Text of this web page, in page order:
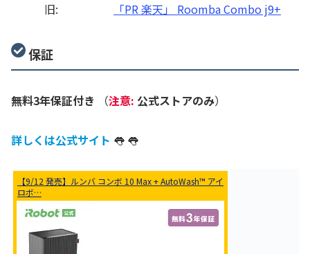
旧: 「PR 楽天」 Roomba Combo j9+
保証
無料3年保証付き （注意: 公式ストアのみ）
詳しくは公式サイト 👅 👅
【9/12 発売】ルンバ コンボ 10 Max + AutoWash™ アイ
ロボ…